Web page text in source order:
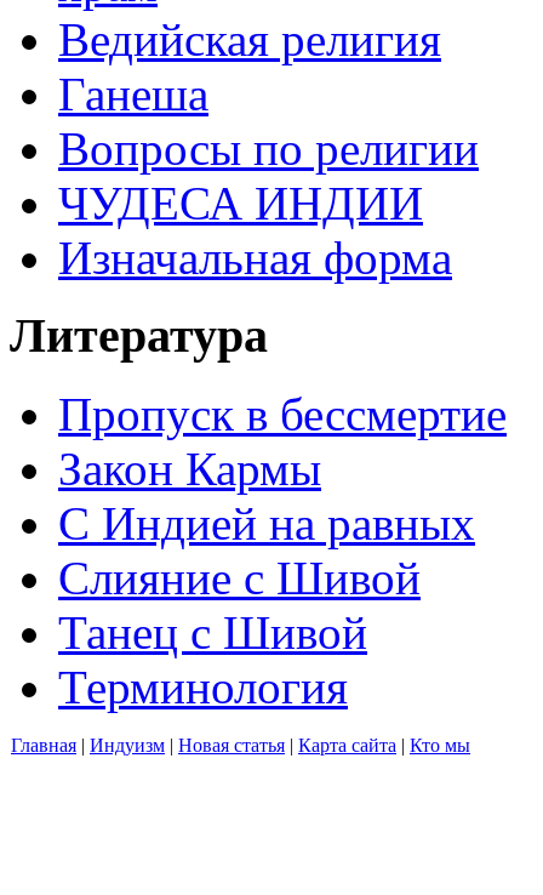
Ведийская религия
Ганеша
Вопросы по религии
ЧУДЕСА ИНДИИ
Изначальная форма
Литература
Пропуск в бессмертие
Закон Кармы
С Индией на равных
Слияние с Шивой
Танец с Шивой
Терминология
Главная | Индуизм | Новая статья | Карта сайта | Кто мы